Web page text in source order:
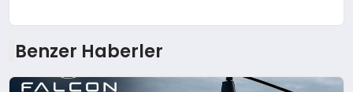
Benzer Haberler